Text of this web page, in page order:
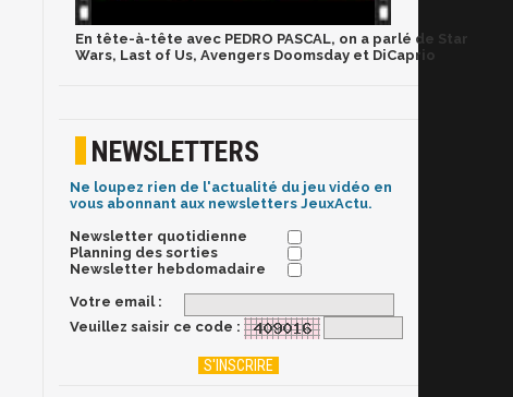
En tête-à-tête avec PEDRO PASCAL, on a parlé de Star
Wars, Last of Us, Avengers Doomsday et DiCaprio
NEWSLETTERS
Ne loupez rien de l'actualité du jeu vidéo en
vous abonnant aux newsletters JeuxActu.
Newsletter quotidienne
Planning des sorties
Newsletter hebdomadaire
Votre email :
Veuillez saisir ce code :